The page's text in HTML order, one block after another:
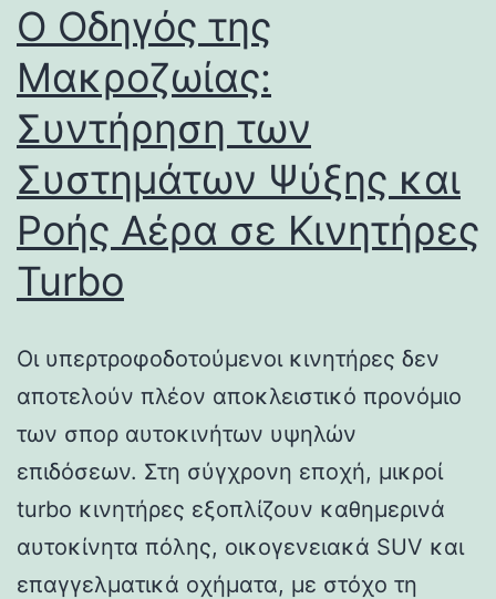
Ο Οδηγός της
Μακροζωίας:
Συντήρηση των
Συστημάτων Ψύξης και
Ροής Αέρα σε Κινητήρες
Turbo
Οι υπερτροφοδοτούμενοι κινητήρες δεν
αποτελούν πλέον αποκλειστικό προνόμιο
των σπορ αυτοκινήτων υψηλών
επιδόσεων. Στη σύγχρονη εποχή, μικροί
turbo κινητήρες εξοπλίζουν καθημερινά
αυτοκίνητα πόλης, οικογενειακά SUV και
επαγγελματικά οχήματα, με στόχο τη